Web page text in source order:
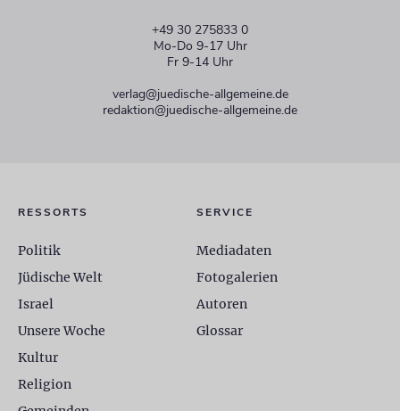
+49 30 275833 0
Mo-Do 9-17 Uhr
Fr 9-14 Uhr
verlag@juedische-allgemeine.de
redaktion@juedische-allgemeine.de
RESSORTS
Politik
Jüdische Welt
Israel
Unsere Woche
Kultur
Religion
SERVICE
Mediadaten
Fotogalerien
Autoren
Glossar